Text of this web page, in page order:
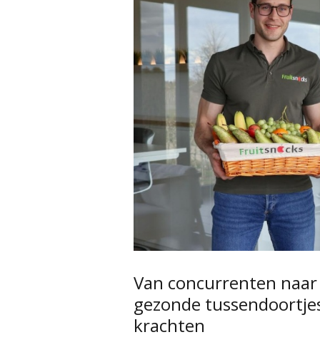
Van concurrenten
gezonde
krachten